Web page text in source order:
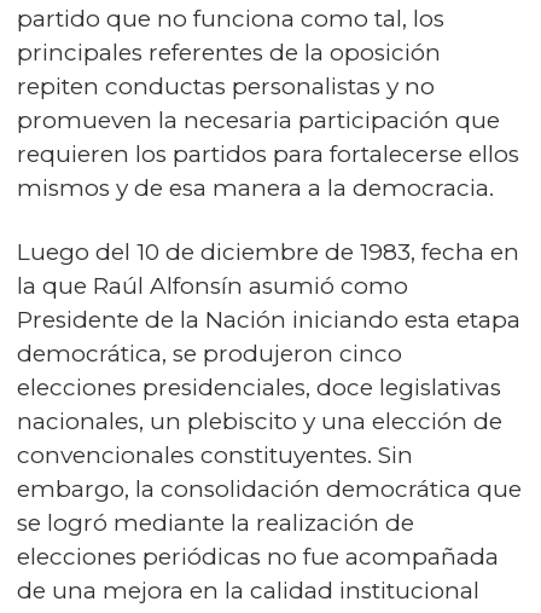
partido que no funciona como tal, los
principales referentes de la oposición
repiten conductas personalistas y no
promueven la necesaria participación que
requieren los partidos para fortalecerse ellos
mismos y de esa manera a la democracia.
Luego del 10 de diciembre de 1983, fecha en
la que Raúl Alfonsín asumió como
Presidente de la Nación iniciando esta etapa
democrática, se produjeron cinco
elecciones presidenciales, doce legislativas
nacionales, un plebiscito y una elección de
convencionales constituyentes. Sin
embargo, la consolidación democrática que
se logró mediante la realización de
elecciones periódicas no fue acompañada
de una mejora en la calidad institucional